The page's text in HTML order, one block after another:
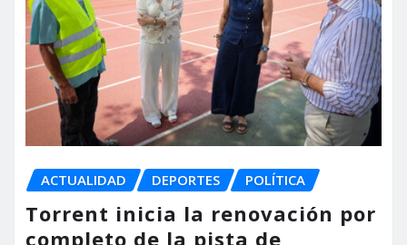
ACTUALIDAD DEPORTES POLÍTICA
Torrent inicia la renovación por
completo de la pista de